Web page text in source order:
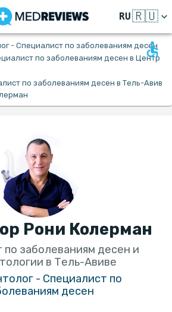
RU🇷🇺
- Специалист по заболеваниям десен
по заболеваниям десен в Центр
по заболеваниям десен в Тель-Авив‎
Рони Колерман
по заболеваниям десен и
в Тель-Авиве
- Специалист по
десен